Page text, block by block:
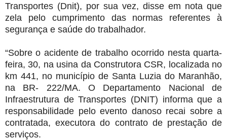
Transportes (Dnit), por sua vez, disse em nota que
zela pelo cumprimento das normas referentes à
segurança e saúde do trabalhador.
“Sobre o acidente de trabalho ocorrido nesta quarta-
feira, 30, na usina da Construtora CSR, localizada no
km 441, no município de Santa Luzia do Maranhão,
na BR- 222/MA. O Departamento Nacional de
Infraestrutura de Transportes (DNIT) informa que a
responsabilidade pelo evento danoso recai sobre a
contratada, executora do contrato de prestação de
serviços.